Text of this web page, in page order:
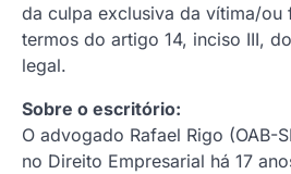
da culpa exclusiva da vítima/ou
termos do artigo 14, inciso III,
legal.
Sobre o escritório:
O advogado Rafael Rigo (OAB-
no Direito Empresarial há 17